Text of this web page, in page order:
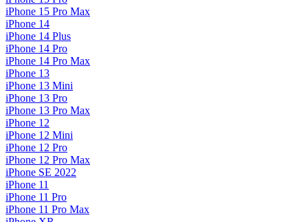
iPhone 15 Pro Max
iPhone 14
iPhone 14 Plus
iPhone 14 Pro
iPhone 14 Pro Max
iPhone 13
iPhone 13 Mini
iPhone 13 Pro
iPhone 13 Pro Max
iPhone 12
iPhone 12 Mini
iPhone 12 Pro
iPhone 12 Pro Max
iPhone SE 2022
iPhone 11
iPhone 11 Pro
iPhone 11 Pro Max